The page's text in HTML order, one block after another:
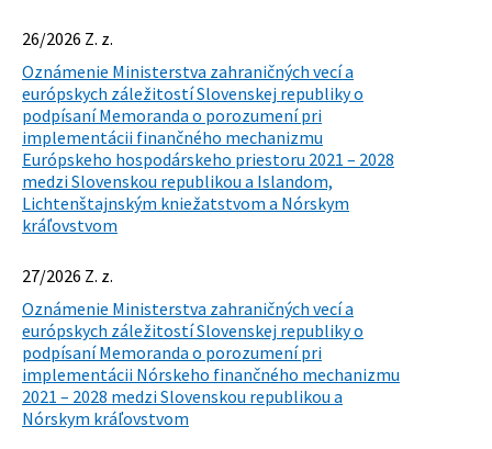
26/2026 Z. z.
Oznámenie Ministerstva zahraničných vecí a
európskych záležitostí Slovenskej republiky o
podpísaní Memoranda o porozumení pri
implementácii finančného mechanizmu
Európskeho hospodárskeho priestoru 2021 – 2028
medzi Slovenskou republikou a Islandom,
Lichtenštajnským kniežatstvom a Nórskym
kráľovstvom
27/2026 Z. z.
Oznámenie Ministerstva zahraničných vecí a
európskych záležitostí Slovenskej republiky o
podpísaní Memoranda o porozumení pri
implementácii Nórskeho finančného mechanizmu
2021 – 2028 medzi Slovenskou republikou a
Nórskym kráľovstvom